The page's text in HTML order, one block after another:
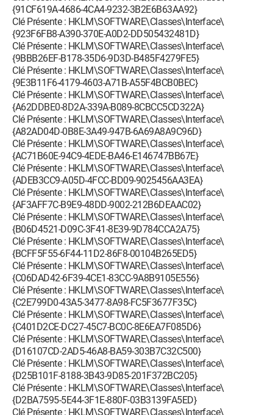
{91CF619A-4686-4CA4-9232-3B2E6B63AA92}
Clé Présente : HKLM\SOFTWARE\Classes\Interface\
{923F6FB8-A390-370E-A0D2-DD505432481D}
Clé Présente : HKLM\SOFTWARE\Classes\Interface\
{9BBB26EF-B178-35D6-9D3D-B485F4279FE5}
Clé Présente : HKLM\SOFTWARE\Classes\Interface\
{9E3B11F6-4179-4603-A71B-A55F4BCB0BEC}
Clé Présente : HKLM\SOFTWARE\Classes\Interface\
{A62DDBE0-8D2A-339A-B089-8CBCC5CD322A}
Clé Présente : HKLM\SOFTWARE\Classes\Interface\
{A82AD04D-0B8E-3A49-947B-6A69A8A9C96D}
Clé Présente : HKLM\SOFTWARE\Classes\Interface\
{AC71B60E-94C9-4EDE-BA46-E146747BB67E}
Clé Présente : HKLM\SOFTWARE\Classes\Interface\
{ADEB3CC9-A05D-4FCC-BD09-9025456AA3EA}
Clé Présente : HKLM\SOFTWARE\Classes\Interface\
{AF3AFF7C-B9E9-48DD-9002-212B6DEAAC02}
Clé Présente : HKLM\SOFTWARE\Classes\Interface\
{B06D4521-D09C-3F41-8E39-9D784CCA2A75}
Clé Présente : HKLM\SOFTWARE\Classes\Interface\
{BCFF5F55-6F44-11D2-86F8-00104B265ED5}
Clé Présente : HKLM\SOFTWARE\Classes\Interface\
{C06DAD42-6F39-4CE1-83CC-9A8B9105E556}
Clé Présente : HKLM\SOFTWARE\Classes\Interface\
{C2E799D0-43A5-3477-8A98-FC5F3677F35C}
Clé Présente : HKLM\SOFTWARE\Classes\Interface\
{C401D2CE-DC27-45C7-BC0C-8E6EA7F085D6}
Clé Présente : HKLM\SOFTWARE\Classes\Interface\
{D16107CD-2AD5-46A8-BA59-303B7C32C500}
Clé Présente : HKLM\SOFTWARE\Classes\Interface\
{D25B101F-8188-3B43-9D85-201F372BC205}
Clé Présente : HKLM\SOFTWARE\Classes\Interface\
{D2BA7595-5E44-3F1E-880F-03B3139FA5ED}
Clé Présente : HKLM\SOFTWARE\Classes\Interface\